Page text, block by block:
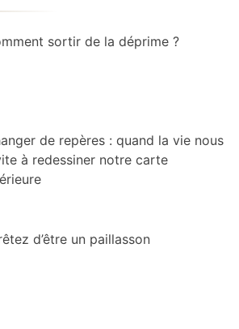
sortir de la déprime ?
de repères : quand la vie nous
à redessiner notre carte
d’être un paillasson